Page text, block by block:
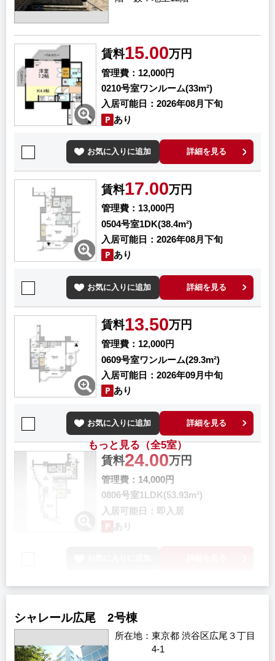
賃料15.00万円
管理費
12,000円
0210号室ワンルーム(33m²)
入居可能日
2026年08月下旬
あり
お気に入りに追加 詳細を見る
賃料17.00万円
管理費
13,000円
0504号室1DK(38.4m²)
入居可能日
2026年08月下旬
あり
お気に入りに追加 詳細を見る
賃料13.50万円
管理費
12,000円
0609号室ワンルーム(29.3m²)
入居可能日
2026年09月中旬
あり
お気に入りに追加 詳細を見る
賃料24.00万円
管理費
14,000円
0806号室1LDK(53.93m²)
入居可能日
即入居
あり
もっと見る（全5室）
シャレール広尾 2号棟
所在地
東京都 渋谷区広尾３丁目
4-1